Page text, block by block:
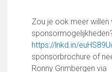
Contact
Vertrouwenspersonen
Financieel contactpersoon
Zou je ook meer
https://lnkd.in/
sponsorbrochure of
Ronny Grimbergen via